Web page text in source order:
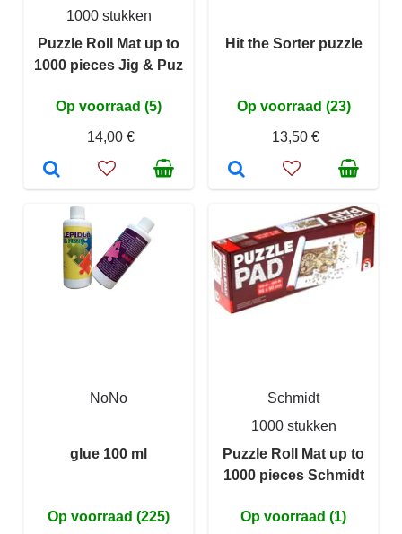
1000 stukken
Puzzle Roll Mat up to
1000 pieces Jig & Puz
Op voorraad (5)
14,00 €
Hit the Sorter puzzle
Op voorraad (23)
13,50 €
NoNo
glue 100 ml
Op voorraad (225)
Schmidt
1000 stukken
Puzzle Roll Mat up to
1000 pieces Schmidt
Op voorraad (1)